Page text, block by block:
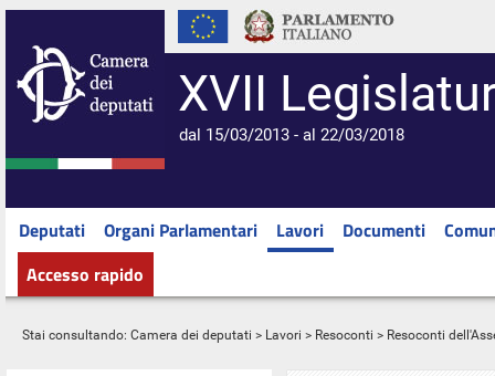
XVII
dal 15/03/2013 - al 22/03/2018
Deputati Organi Parlamentari Lavori Documenti
Accesso rapido
Stai consultando: Camera dei deputati > Lavori > Resoconti > Resoconti